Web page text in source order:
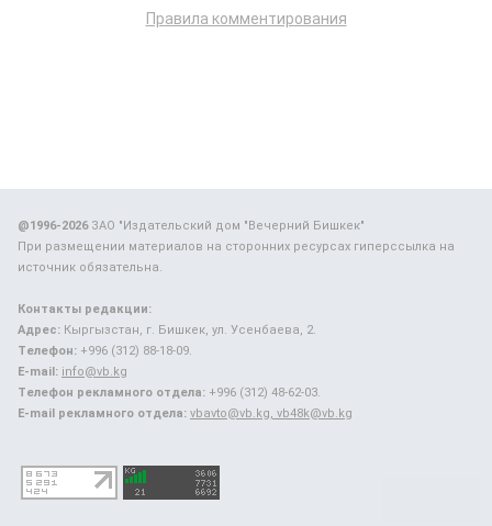
Правила комментирования
@1996-2026ЗАО "Издательский дом "Вечерний Бишкек"
При размещении материалов на сторонних ресурсах гиперссылка на
источник обязательна.
Контакты редакции:
Адрес: Кыргызстан, г. Бишкек, ул. Усенбаева, 2.
Телефон: +996 (312) 88-18-09.
E-mail: info@vb.kg
Телефон рекламного отдела: +996 (312) 48-62-03.
E-mail рекламного отдела: vbavto@vb.kg, vb48k@vb.kg